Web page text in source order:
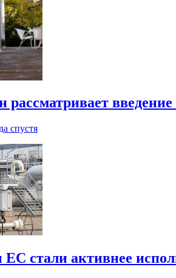
рассматривает
спустя
стали активнее